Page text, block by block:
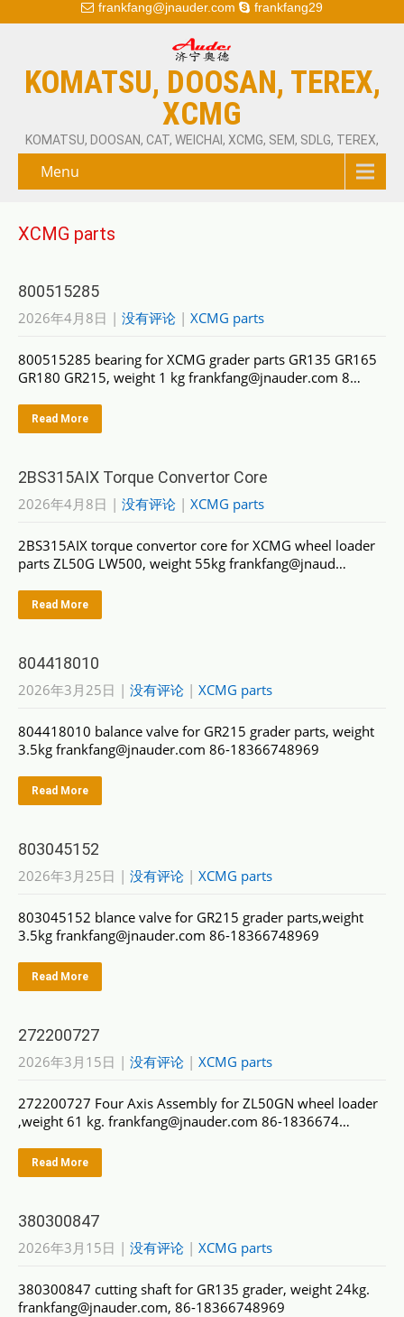
frankfang@jnauder.com frankfang29
KOMATSU, DOOSAN, TEREX,
XCMG
KOMATSU, DOOSAN, CAT, WEICHAI, XCMG, SEM, SDLG, TEREX,
Menu
XCMG parts
800515285
2026年4月8日 | 没有评论 | XCMG parts
800515285 bearing for XCMG grader parts GR135 GR165
GR180 GR215, weight 1 kg frankfang@jnauder.com 8…
Read More
2BS315AIX Torque Convertor Core
2026年4月8日 | 没有评论 | XCMG parts
2BS315AIX torque convertor core for XCMG wheel loader
parts ZL50G LW500, weight 55kg frankfang@jnaud…
Read More
804418010
2026年3月25日 | 没有评论 | XCMG parts
804418010 balance valve for GR215 grader parts, weight
3.5kg frankfang@jnauder.com 86-18366748969
Read More
803045152
2026年3月25日 | 没有评论 | XCMG parts
803045152 blance valve for GR215 grader parts,weight
3.5kg frankfang@jnauder.com 86-18366748969
Read More
272200727
2026年3月15日 | 没有评论 | XCMG parts
272200727 Four Axis Assembly for ZL50GN wheel loader
,weight 61 kg. frankfang@jnauder.com 86-1836674…
Read More
380300847
2026年3月15日 | 没有评论 | XCMG parts
380300847 cutting shaft for GR135 grader, weight 24kg.
frankfang@jnauder.com, 86-18366748969